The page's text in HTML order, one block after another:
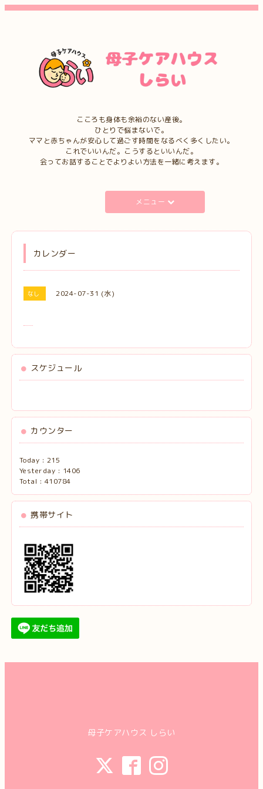
こころも身体も余裕のない産後。
ひとりで悩まないで。
ママと赤ちゃんが安心して過ごす時間をなるべく多くしたい。
これでいいんだ。こうするといいんだ。
会ってお話することでよりよい方法を一緒に考えます。
メニュー
カレンダー
なし 2024-07-31 (水)
スケジュール
カウンター
Today : 215
Yesterday : 1406
Total : 410784
携帯サイト
母子ケアハウス しらい